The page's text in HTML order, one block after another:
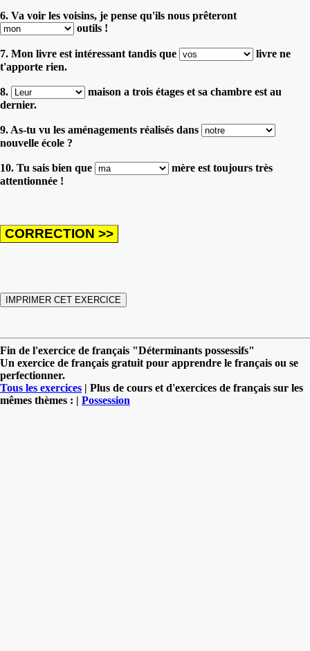
6. Va voir les voisins, je pense qu'ils nous prêteront
outils !
7. Mon livre est intéressant tandis que
livre ne
t'apporte rien.
8.
maison a trois étages et sa chambre est au
dernier.
9. As-tu vu les aménagements réalisés dans
nouvelle école ?
10. Tu sais bien que
mère est toujours très
attentionnée !
Fin de l'exercice de français "Déterminants possessifs"
Un exercice de français gratuit pour apprendre le français ou se
perfectionner.
Tous les exercices | Plus de cours et d'exercices de français sur les
mêmes thèmes : | Possession